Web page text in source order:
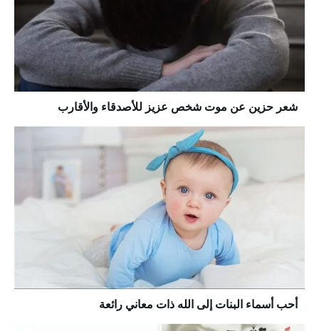
شعر حزين عن موت شخص عزيز للأصدقاء والأقارب
أحب أسماء البنات إلى الله ذات معاني رائعة